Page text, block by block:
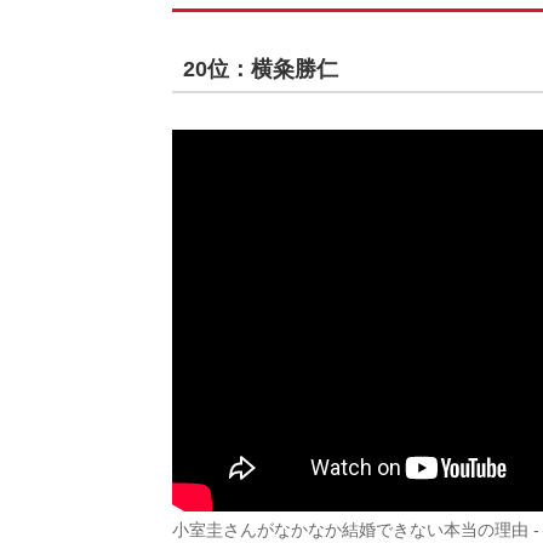
20位：横粂勝仁
小室圭さんがなかなか結婚できない本当の理由 -